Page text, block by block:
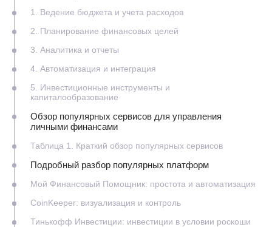
1. Ведение бюджета и учета расходов
2. Планирование финансовых целей
3. Аналитика и отчеты
4. Автоматизация и интеграция
5. Инвестиционные инструменты и
капиталообразование
Обзор популярных сервисов для управления
личными финансами
Таблица 1. Краткий обзор популярных сервисов
Подробный разбор популярных платформ
Мой Финансовый Помощник: простота и автоматизация
CoinKeeper: визуализация и контроль
Тинькофф Инвестиции: инвестиции в условии роскоши